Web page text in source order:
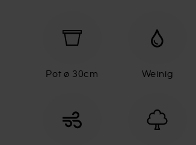
Pot ø 30cm Weinig